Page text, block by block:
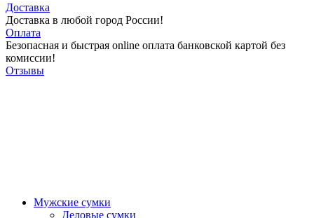
Доставка
Доставка в любой город России!
Оплата
Безопасная и быстрая online оплата банковской картой без
комиссии!
Отзывы
Мужские сумки
Деловые сумки